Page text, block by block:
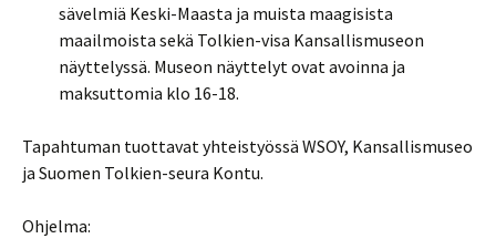
sävelmiä Keski-Maasta ja muista maagisista
maailmoista sekä Tolkien-visa Kansallismuseon
näyttelyssä. Museon näyttelyt ovat avoinna ja
maksuttomia klo 16-18.
Tapahtuman tuottavat yhteistyössä WSOY, Kansallismuseo
ja Suomen Tolkien-seura Kontu.
Ohjelma: